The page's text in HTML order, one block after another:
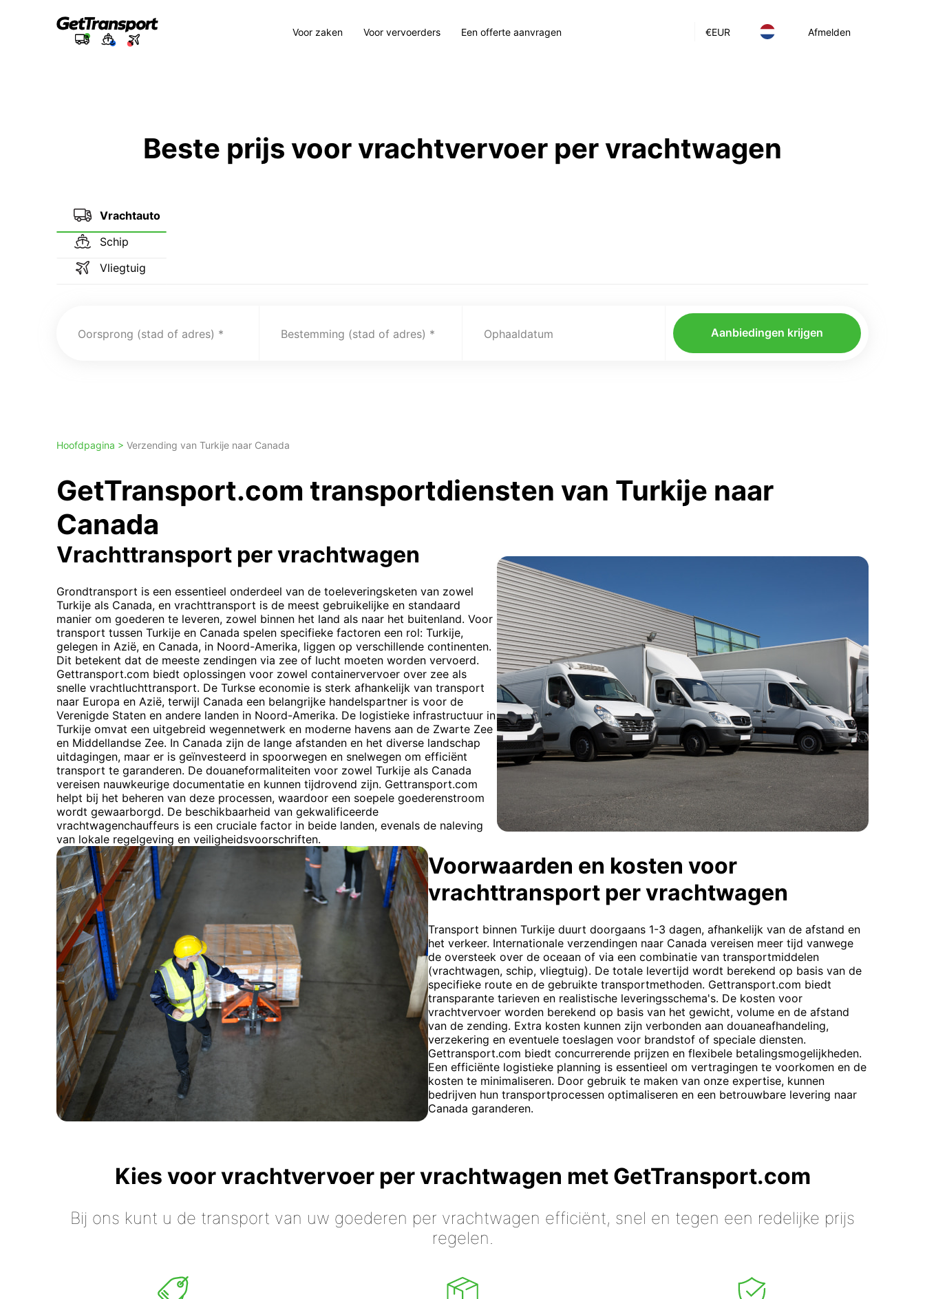
€EUR Afmelden
Voor zaken Voor vervoerders Een offerte aanvragen
Beste prijs voor vrachtvervoer per vrachtwagen
Vrachtauto
Schip
Vliegtuig
Oorsprong (stad of adres) Bestemming (stad of adres) Ophaaldatum Aanbiedingen krijgen
Hoofdpagina > Verzending van Turkije naar Canada
GetTransport.com transportdiensten van Turkije naar
Canada
Vrachttransport per vrachtwagen
Grondtransport is een essentieel onderdeel van de toeleveringsketen van zowel
Turkije als Canada, en vrachttransport is de meest gebruikelijke en standaard
manier om goederen te leveren, zowel binnen het land als naar het buitenland. Voor
transport tussen Turkije en Canada spelen specifieke factoren een rol: Turkije,
gelegen in Azië, en Canada, in Noord-Amerika, liggen op verschillende continenten.
Dit betekent dat de meeste zendingen via zee of lucht moeten worden vervoerd.
Gettransport.com biedt oplossingen voor zowel containervervoer over zee als
snelle vrachtluchttransport. De Turkse economie is sterk afhankelijk van transport
naar Europa en Azië, terwijl Canada een belangrijke handelspartner is voor de
Verenigde Staten en andere landen in Noord-Amerika. De logistieke infrastructuur in
Turkije omvat een uitgebreid wegennetwerk en moderne havens aan de Zwarte Zee
en Middellandse Zee. In Canada zijn de lange afstanden en het diverse landschap
uitdagingen, maar er is geïnvesteerd in spoorwegen en snelwegen om efficiënt
transport te garanderen. De douaneformaliteiten voor zowel Turkije als Canada
vereisen nauwkeurige documentatie en kunnen tijdrovend zijn. Gettransport.com
helpt bij het beheren van deze processen, waardoor een soepele goederenstroom
wordt gewaarborgd. De beschikbaarheid van gekwalificeerde
vrachtwagenchauffeurs is een cruciale factor in beide landen, evenals de naleving
van lokale regelgeving en veiligheidsvoorschriften.
Voorwaarden en kosten voor
vrachttransport per vrachtwagen
Transport binnen Turkije duurt doorgaans 1-3 dagen, afhankelijk van de afstand en
het verkeer. Internationale verzendingen naar Canada vereisen meer tijd vanwege
de oversteek over de oceaan of via een combinatie van transportmiddelen
(vrachtwagen, schip, vliegtuig). De totale levertijd wordt berekend op basis van de
specifieke route en de gebruikte transportmethoden. Gettransport.com biedt
transparante tarieven en realistische leveringsschema's. De kosten voor
vrachtvervoer worden berekend op basis van het gewicht, volume en de afstand
van de zending. Extra kosten kunnen zijn verbonden aan douaneafhandeling,
verzekering en eventuele toeslagen voor brandstof of speciale diensten.
Gettransport.com biedt concurrerende prijzen en flexibele betalingsmogelijkheden.
Een efficiënte logistieke planning is essentieel om vertragingen te voorkomen en de
kosten te minimaliseren. Door gebruik te maken van onze expertise, kunnen
bedrijven hun transportprocessen optimaliseren en een betrouwbare levering naar
Canada garanderen.
Kies voor vrachtvervoer per vrachtwagen met GetTransport.com
Bij ons kunt u de transport van uw goederen per vrachtwagen efficiënt, snel en tegen een redelijke prijs
regelen.